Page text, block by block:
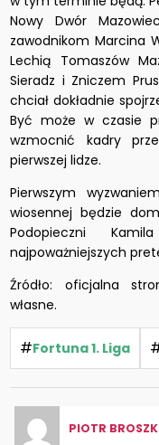
Nowy Dwór
zawodnikom Marcina
Lechią Tomaszów
Sieradz i Zniczem
chciał dokładnie
Być może w czasie
wzmocnić kadry
pierwszej lidze.
Pierwszym
wiosennej będzie
Podopieczni
najpoważniejszych
Źródło: oficjalna
własne.
#Fortuna 1. Liga
PIOTR